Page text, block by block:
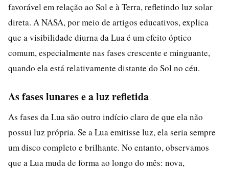
favorável em relação ao Sol e à Terra, refletindo luz solar
direta. A NASA, por meio de artigos educativos, explica
que a visibilidade diurna da Lua é um efeito óptico
comum, especialmente nas fases crescente e minguante,
quando ela está relativamente distante do Sol no céu.
As fases lunares e a luz refletida
As fases da Lua são outro indício claro de que ela não
possui luz própria. Se a Lua emitisse luz, ela seria sempre
um disco completo e brilhante. No entanto, observamos
que a Lua muda de forma ao longo do mês: nova,